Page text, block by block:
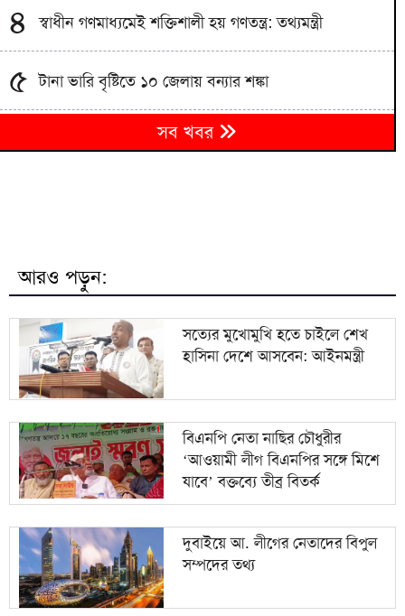
৪ স্বাধীন গণমাধ্যমেই শক্তিশালী হয় গণতন্ত্র: তথ্যমন্ত্রী
৫ টানা ভারি বৃষ্টিতে ১০ জেলায় বন্যার শঙ্কা
সাংবাদিকতা পেশার অস্তিত্ব রক্ষায় অবিলম্বে গণমাধ্যম
কমিশন গঠন করুন
৯ মানববন্ধন
১০ তাড়াশে নিখোঁজ সিএনজি চালকের মরদেহ উদ্ধার
সব খবর
আরও পড়ুন:
সত্যের মুখোমুখি হতে চাইলে শেখ
হাসিনা দেশে আসবেন: আইনমন্ত্রী
বিএনপি নেতা নাছির চৌধুরীর
‘আওয়ামী লীগ বিএনপির সঙ্গে মিশে
যাবে’ বক্তব্যে তীব্র বিতর্ক
দুবাইয়ে আ. লীগের নেতাদের বিপুল
সম্পদের তথ্য